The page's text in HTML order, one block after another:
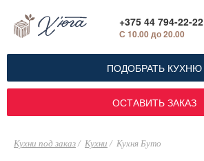
+375 44 794-22-22
С 10.00 до 20.00
ПОДОБРАТЬ КУХНЮ
ОСТАВИТЬ ЗАКАЗ
Кухни под заказ Кухни Кухня Буто